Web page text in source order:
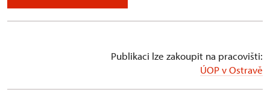
Publikaci lze zakoupit na pracovišti:
ÚOP v Ostravě